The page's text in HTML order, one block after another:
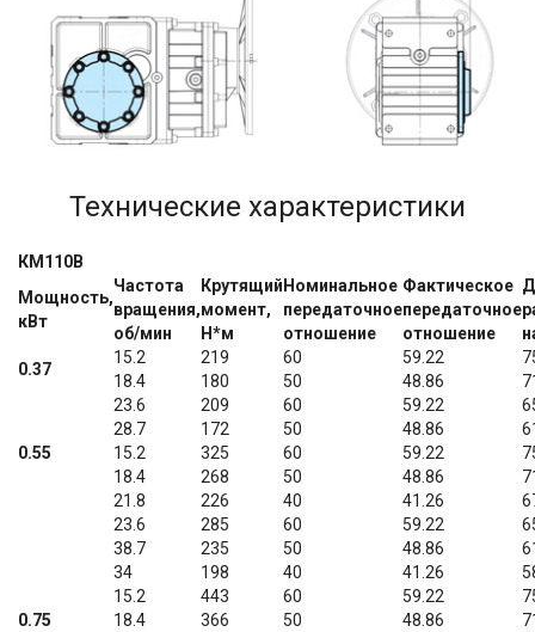
Технические характеристики
КМ110В
Мощность,
кВт
Частота
вращения,
об/мин
Крутящий
момент,
Н*м
Номинальное
передаточное
отношение
Фактическое
передаточное
отношение
0.37
15.2
18.4
219
180
60
50
59.22
48.86
0.55
23.6
28.7
209
172
60
50
59.22
48.86
15.2
18.4
21.8
325
268
226
60
50
40
59.22
48.86
41.26
0.75
23.6
38.7
34
285
235
198
60
50
40
59.22
48.86
41.26
15.2
18.4
443
366
60
50
59.22
48.86